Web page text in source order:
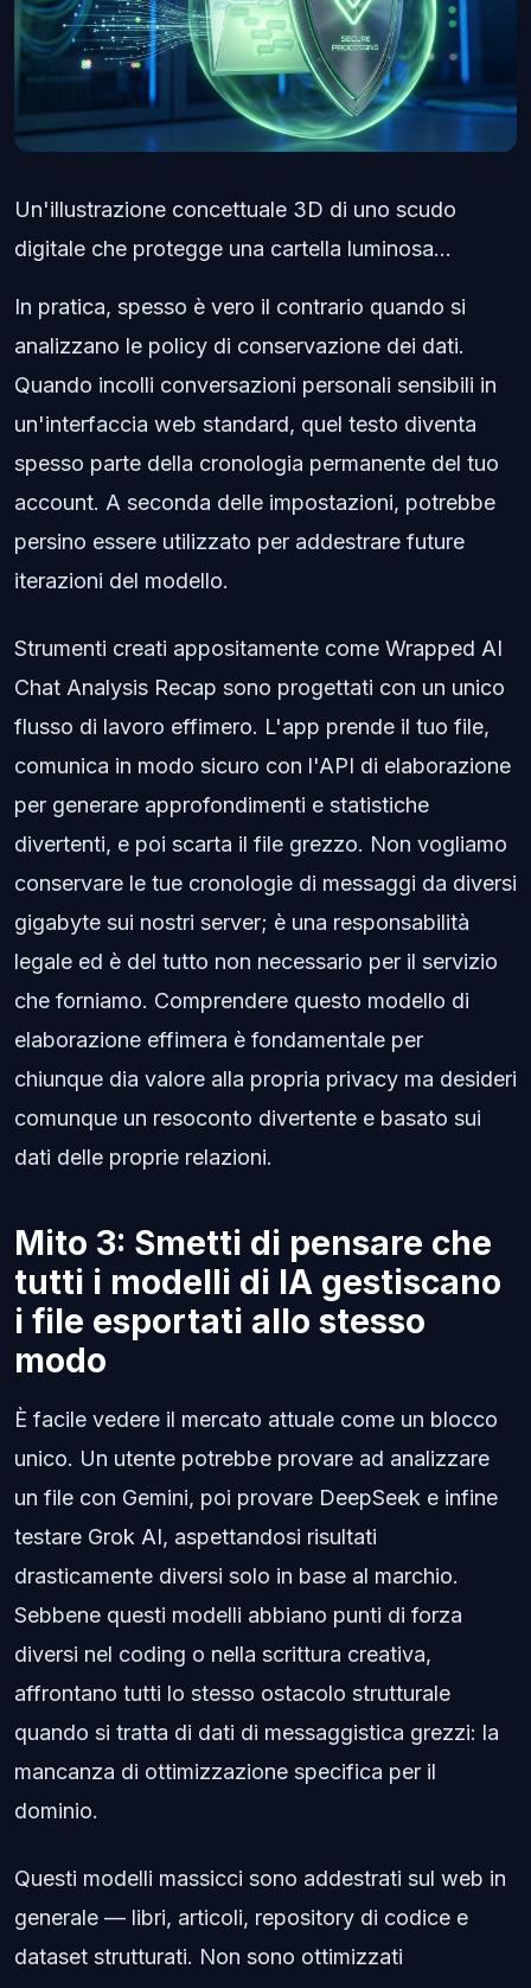
Un'illustrazione concettuale 3D di uno scudo
digitale che protegge una cartella luminosa...
In pratica, spesso è vero il contrario quando si
analizzano le policy di conservazione dei dati.
Quando incolli conversazioni personali sensibili in
un'interfaccia web standard, quel testo diventa
spesso parte della cronologia permanente del tuo
account. A seconda delle impostazioni, potrebbe
persino essere utilizzato per addestrare future
iterazioni del modello.
Strumenti creati appositamente come Wrapped AI
Chat Analysis Recap sono progettati con un unico
flusso di lavoro effimero. L'app prende il tuo file,
comunica in modo sicuro con l'API di elaborazione
per generare approfondimenti e statistiche
divertenti, e poi scarta il file grezzo. Non vogliamo
conservare le tue cronologie di messaggi da diversi
gigabyte sui nostri server; è una responsabilità
legale ed è del tutto non necessario per il servizio
che forniamo. Comprendere questo modello di
elaborazione effimera è fondamentale per
chiunque dia valore alla propria privacy ma desideri
comunque un resoconto divertente e basato sui
dati delle proprie relazioni.
Mito 3: Smetti di pensare che
tutti i modelli di IA gestiscano
i file esportati allo stesso
modo
È facile vedere il mercato attuale come un blocco
unico. Un utente potrebbe provare ad analizzare
un file con Gemini, poi provare DeepSeek e infine
testare Grok AI, aspettandosi risultati
drasticamente diversi solo in base al marchio.
Sebbene questi modelli abbiano punti di forza
diversi nel coding o nella scrittura creativa,
affrontano tutti lo stesso ostacolo strutturale
quando si tratta di dati di messaggistica grezzi: la
mancanza di ottimizzazione specifica per il
dominio.
Questi modelli massicci sono addestrati sul web in
generale — libri, articoli, repository di codice e
dataset strutturati. Non sono ottimizzati